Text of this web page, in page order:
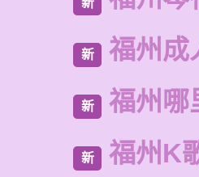
新
新 福州成
新 福州哪
新 福州K